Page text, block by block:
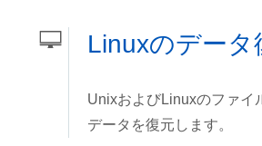
Linuxのデータ
UnixおよびLinuxのファイ
データを復元します。